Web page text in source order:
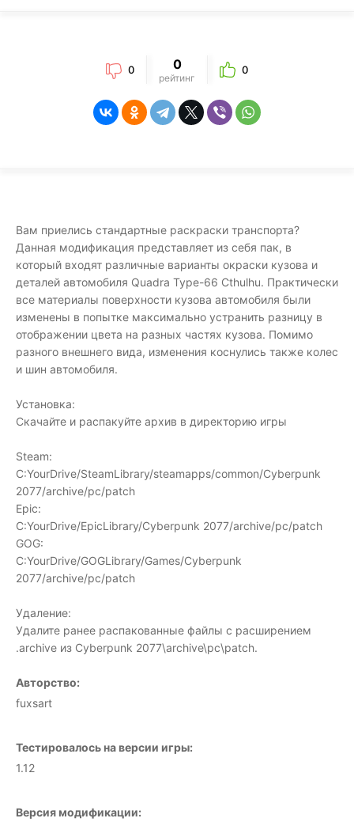
0 0
рейтинг
0
Вам приелись стандартные раскраски транспорта?
Данная модификация представляет из себя пак, в
который входят различные варианты окраски кузова и
деталей автомобиля Quadra Type-66 Cthulhu. Практически
все материалы поверхности кузова автомобиля были
изменены в попытке максимально устранить разницу в
отображении цвета на разных частях кузова. Помимо
разного внешнего вида, изменения коснулись также колес
и шин автомобиля.
Установка:
Скачайте и распакуйте архив в директорию игры
Steam:
C:YourDrive/SteamLibrary/steamapps/common/Cyberpunk
2077/archive/pc/patch
Epic:
C:YourDrive/EpicLibrary/Cyberpunk 2077/archive/pc/patch
GOG:
C:YourDrive/GOGLibrary/Games/Cyberpunk
2077/archive/pc/patch
Удаление:
Удалите ранее распакованные файлы с расширением
.archive из Cyberpunk 2077\archive\pc\patch.
Авторство:
fuxsart
Тестировалось на версии игры:
1.12
Версия модификации: